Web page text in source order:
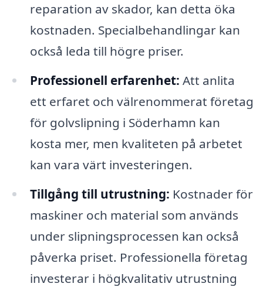
reparation av skador, kan detta öka
kostnaden. Specialbehandlingar kan
också leda till högre priser.
Professionell erfarenhet: Att anlita
ett erfaret och välrenommerat företag
för golvslipning i Söderhamn kan
kosta mer, men kvaliteten på arbetet
kan vara värt investeringen.
Tillgång till utrustning: Kostnader för
maskiner och material som används
under slipningsprocessen kan också
påverka priset. Professionella företag
investerar i högkvalitativ utrustning